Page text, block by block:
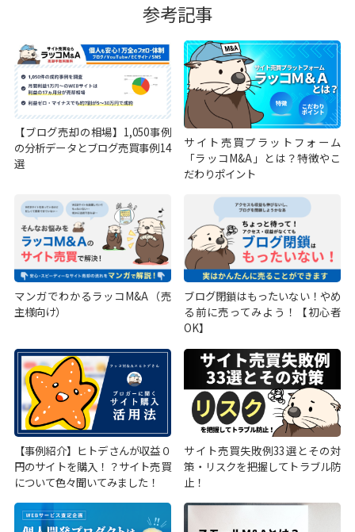
参考記事
【ブログ売却の相場】1,050事例
の分析データとブログ売買事例14
選
サイト売買プラットフォーム
「ラッコM&A」とは？特徴やこ
だわりポイント
マンガでわかるラッコM&A（売
主様向け）
ブログ閉鎖はもったいない！やめ
る前に売ってみよう！【初心者
OK】
【事例紹介】ヒトデさんが収益０
円のサイトを購入！？サイト売買
について色々聞いてみました！
サイト売買失敗例33選とその対
策・リスクを把握してトラブル防
止！